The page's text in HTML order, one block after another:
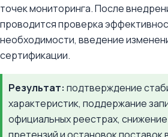
точек мониторинга. После
проводится проверка
необходимости, введение
сертификации.
Результат: подтверждение
характеристик, поддержание
официальных реестрах,